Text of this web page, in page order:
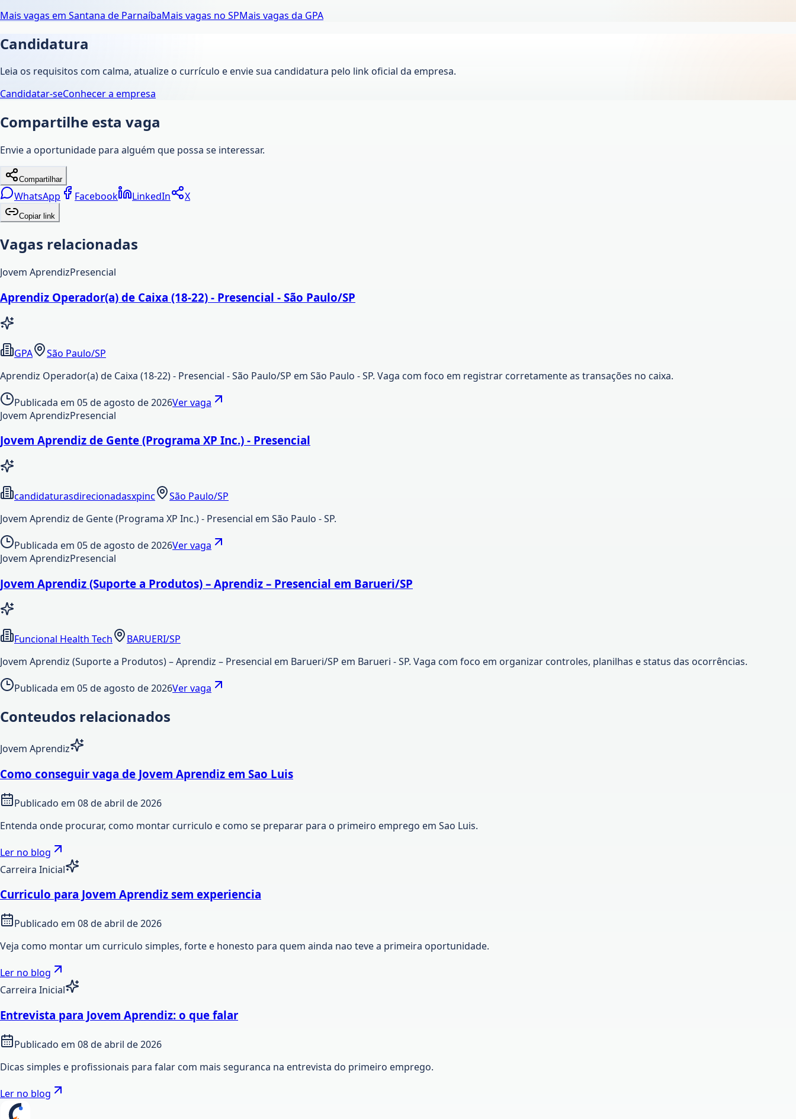
Mais vagas em Santana de ParnaíbaMais vagas no SPMais vagas da GPA
Candidatura
Leia os requisitos com calma, atualize o currículo e envie sua candidatura pelo link oficial da empresa.
Candidatar-seConhecer a empresa
Compartilhe esta vaga
Envie a oportunidade para alguém que possa se interessar.
Compartilhar
WhatsApp Facebook LinkedIn X
Copiar link
Vagas relacionadas
Jovem AprendizPresencial
Aprendiz Operador(a) de Caixa (18-22) - Presencial - São Paulo/SP
GPA
São Paulo/SP
Aprendiz Operador(a) de Caixa (18-22) - Presencial - São Paulo/SP em São Paulo - SP. Vaga com foco em registrar corretamente as transações no caixa.
Publicada em 05 de agosto de 2026Ver vaga
Jovem AprendizPresencial
Jovem Aprendiz de Gente (Programa XP Inc.) - Presencial
candidaturasdirecionadasxpinc
São Paulo/SP
Jovem Aprendiz de Gente (Programa XP Inc.) - Presencial em São Paulo - SP.
Publicada em 05 de agosto de 2026Ver vaga
Jovem AprendizPresencial
Jovem Aprendiz (Suporte a Produtos) – Aprendiz – Presencial em Barueri/SP
Funcional Health Tech
BARUERI/SP
Jovem Aprendiz (Suporte a Produtos) – Aprendiz – Presencial em Barueri/SP em Barueri - SP. Vaga com foco em organizar controles, planilhas e status das ocorrências.
Publicada em 05 de agosto de 2026Ver vaga
Conteudos relacionados
Jovem Aprendiz
Como conseguir vaga de Jovem Aprendiz em Sao Luis
Publicado em 08 de abril de 2026
Entenda onde procurar, como montar curriculo e como se preparar para o primeiro emprego em Sao Luis.
Ler no blog
Carreira Inicial
Curriculo para Jovem Aprendiz sem experiencia
Publicado em 08 de abril de 2026
Veja como montar um curriculo simples, forte e honesto para quem ainda nao teve a primeira oportunidade.
Ler no blog
Carreira Inicial
Entrevista para Jovem Aprendiz: o que falar
Publicado em 08 de abril de 2026
Dicas simples e profissionais para falar com mais seguranca na entrevista do primeiro emprego.
Ler no blog